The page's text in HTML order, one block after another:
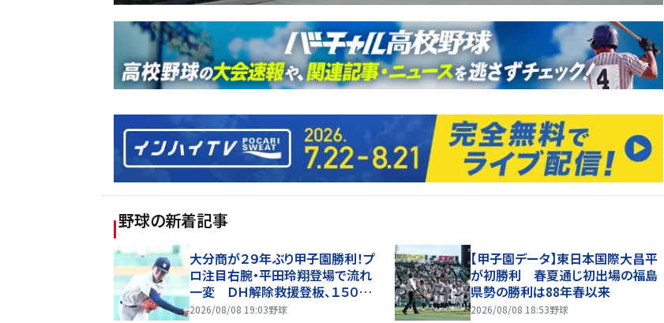
野球の新着記事
大分商が２９年ぶり甲子園勝利！プ
ロ注目右腕・平田玲翔登場で流れ
一変 ＤＨ解除救援登板、１５０キ
ロ超連発で圧巻火消しで逆転導
2026/08/08 19:03野球
【甲子園データ】東日本国際大昌平
が初勝利 春夏通じ初出場の福島
県勢の勝利は88年春以来
2026/08/08 18:53野球